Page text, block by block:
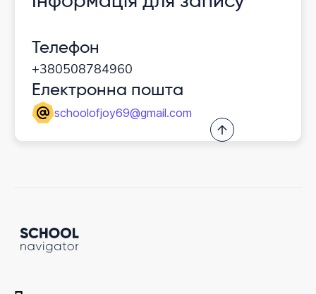
Телефон
+380508784960
Електронна пошта
schoolofjoy69@gmail.com